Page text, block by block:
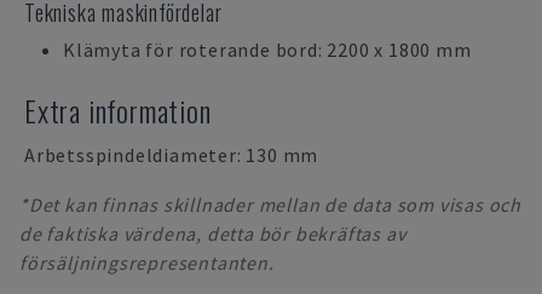
Tekniska maskinfördelar
Klämyta för roterande bord: 2200 x 1800 mm
Extra information
Arbetsspindeldiameter: 130 mm
*Det kan finnas skillnader mellan de data som visas och
de faktiska värdena, detta bör bekräftas av
försäljningsrepresentanten.